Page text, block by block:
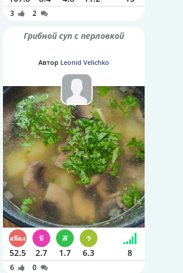
3 2
Грибной суп с перловкой
Автор Leonid Velichko
52.5 2.7 1.7 6.3 8
6 0